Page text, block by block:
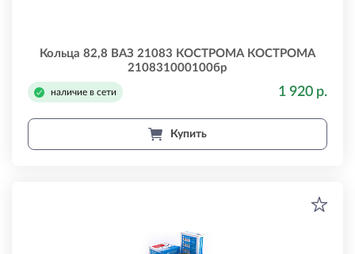
Кольца 82,8 ВАЗ 21083 КОСТРОМА КОСТРОМА
210831000100бр
наличие в сети 1 920 р.
Купить